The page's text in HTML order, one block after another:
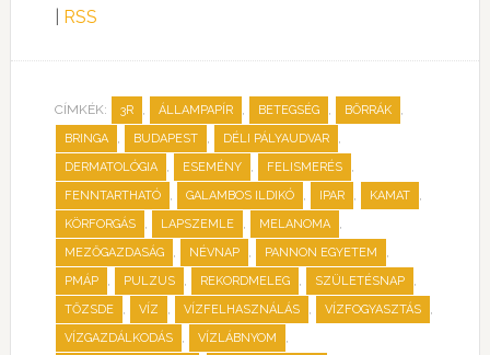
RSS
CÍMKÉK: 3R , ÁLLAMPAPÍR , BETEGSÉG , BŐRRÁK ,
BRINGA , BUDAPEST , DÉLI PÁLYAUDVAR ,
DERMATOLÓGIA , ESEMÉNY , FELISMERÉS ,
FENNTARTHATÓ , GALAMBOS ILDIKÓ , IPAR , KAMAT ,
KÖRFORGÁS , LAPSZEMLE , MELANOMA ,
MEZŐGAZDASÁG , NÉVNAP , PANNON EGYETEM ,
PMÁP , PULZUS , REKORDMELEG , SZÜLETÉSNAP ,
TŐZSDE , VÍZ , VÍZFELHASZNÁLÁS , VÍZFOGYASZTÁS ,
VÍZGAZDÁLKODÁS , VÍZLÁBNYOM ,